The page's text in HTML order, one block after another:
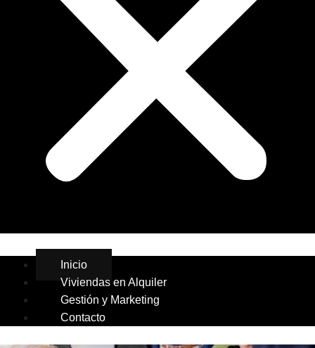
Inicio
Viviendas en Alquiler
Gestión y Marketing
Contacto